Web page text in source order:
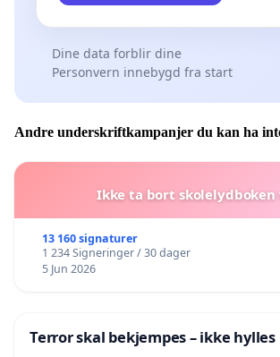
Dine data forblir dine
Personvern innebygd fra start
Andre underskriftkampanjer du kan ha
Ikke ta bort skolelydboken
13 160 signaturer
1 234 Signeringer / 30 dager
5 Jun 2026
Terror skal bekjempes – ikke hylles